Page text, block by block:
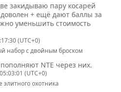
закидываю пару косарей
доволен + ещё дают баллы за
уменьшить стоимость
(UTC+0)
набор с двойным броском
NTE через них.
(UTC+0)
охотника